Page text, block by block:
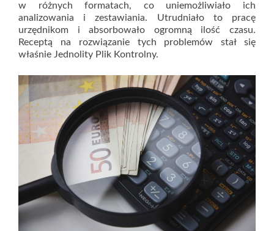
w różnych formatach, co uniemożliwiało ich
analizowania i zestawiania. Utrudniało to pracę
urzędnikom i absorbowało ogromną ilość czasu.
Receptą na rozwiązanie tych problemów stał się
właśnie Jednolity Plik Kontrolny.